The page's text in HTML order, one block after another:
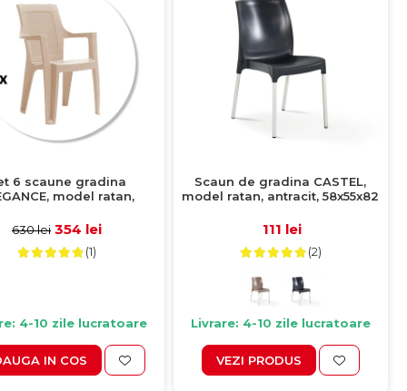
6 scaune gradina
model ratan,
630 lei 354 lei
(1)
4-10 zile lucratoare
IN COS
Scaun de gradina CASTEL,
model ratan, antracit, 58x55x82
111 lei
(2)
Livrare: 4-10 zile lucratoare
VEZI PRODUS